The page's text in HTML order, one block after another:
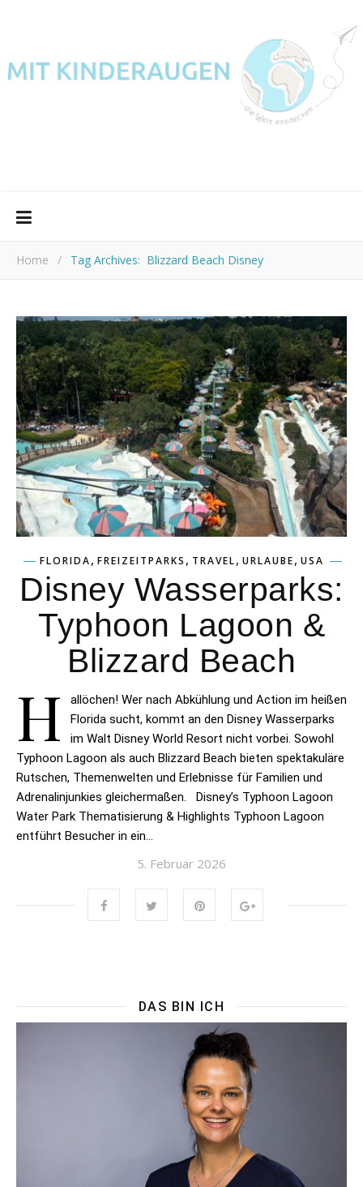
Home / Tag Archives: Blizzard Beach Disney
FLORIDA, FREIZEITPARKS , TRAVEL, URLAUBE, USA
Disney Wasserparks:
Typhoon Lagoon &
Blizzard Beach
H
allöchen! Wer nach Abkühlung und Action im heißen
Florida sucht, kommt an den Disney Wasserparks
im Walt Disney World Resort nicht vorbei. Sowohl
Typhoon Lagoon als auch Blizzard Beach bieten spektakuläre
Rutschen, Themenwelten und Erlebnisse für Familien und
Adrenalinjunkies gleichermaßen. Disney’s Typhoon Lagoon
Water Park Thematisierung & Highlights Typhoon Lagoon
entführt Besucher in ein…
5. Februar 2026
DAS BIN ICH